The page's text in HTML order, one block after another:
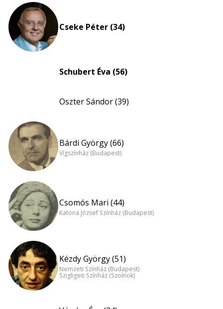
Cseke Péter (34)
Schubert Éva (56)
Oszter Sándor (39)
Bárdi György (66)
Vígszínház (Budapest)
Csomós Mari (44)
Katona József Színház (Budapest)
Kézdy György (51)
Nemzeti Színház (Budapest)
Szigligeti Színház (Szolnok)